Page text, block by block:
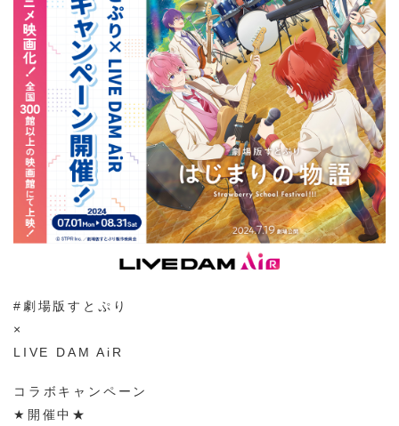
#劇場版すとぷり
×
LIVE DAM AiR
コラボキャンペーン
★開催中★